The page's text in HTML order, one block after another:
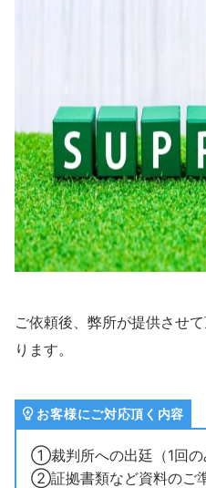
ご依頼後、弊所が提供させ
ります。
お客様にご対応頂く内容
①裁判所への出廷（1回の
②証拠書類など資料のご